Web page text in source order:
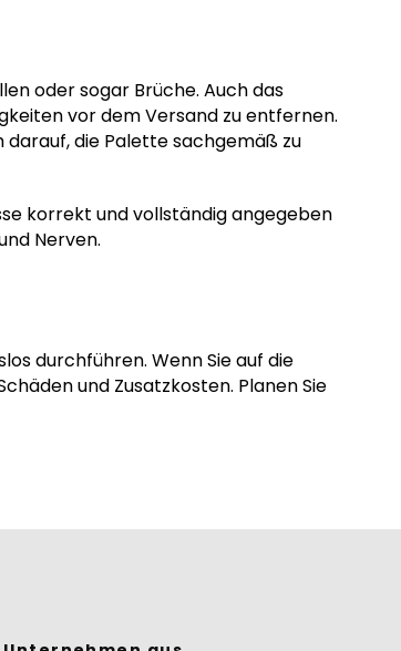
oder sogar Brüche. Auch das
vor dem Versand zu entfernen.
darauf, die Palette sachgemäß zu
korrekt und vollständig angegeben
Nerven.
durchführen. Wenn Sie auf die
und Zusatzkosten. Planen Sie